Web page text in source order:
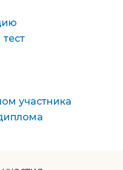
участника